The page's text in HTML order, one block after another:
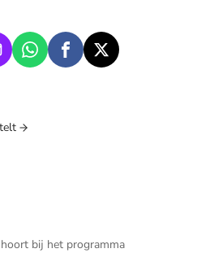
bij het programma